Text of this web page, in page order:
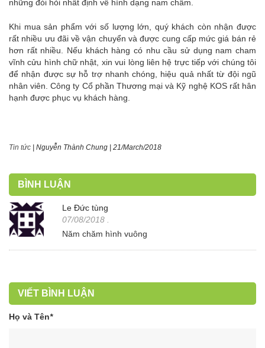
những đòi hỏi nhất định về hình dạng nam châm.
Khi mua sản phẩm với số lượng lớn, quý khách còn nhận được
rất nhiều ưu đãi về vận chuyển và được cung cấp mức giá bán rẻ
hơn rất nhiều. Nếu khách hàng có nhu cầu sử dụng nam cham
vĩnh cửu hình chữ nhật, xin vui lòng liên hệ trực tiếp với chúng tôi
để nhận được sự hỗ trợ nhanh chóng, hiệu quả nhất từ đội ngũ
nhân viên. Công ty Cổ phần Thương mại và Kỹ nghệ KOS rất hân
hạnh được phục vụ khách hàng.
Tin tức Nguyễn Thành Chung 21/March/2018
BÌNH LUẬN
Le Đức tùng
07/08/2018
Năm chăm hình vuông
VIẾT BÌNH LUẬN
Họ và Tên*